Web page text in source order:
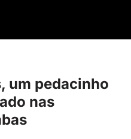
um pedacinho
nas